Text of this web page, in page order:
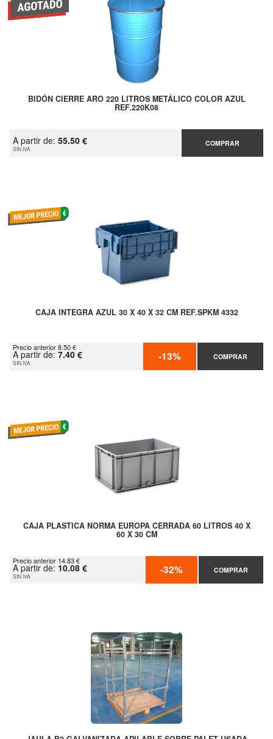
BIDÓN CIERRE ARO 220 LITROS METÁLICO COLOR AZUL
REF.220K08
A partir de: 55.50 €
SIN IVA
COMPRAR
CAJA INTEGRA AZUL 30 X 40 X 32 CM REF.SPKM 4332
Precio anterior 8.50 €
A partir de: 7.40 €
SIN IVA -13% COMPRAR
CAJA PLASTICA NORMA EUROPA CERRADA 60 LITROS 40 X
60 X 30 CM
Precio anterior 14.83 €
A partir de: 10.08 €
SIN IVA -32% COMPRAR